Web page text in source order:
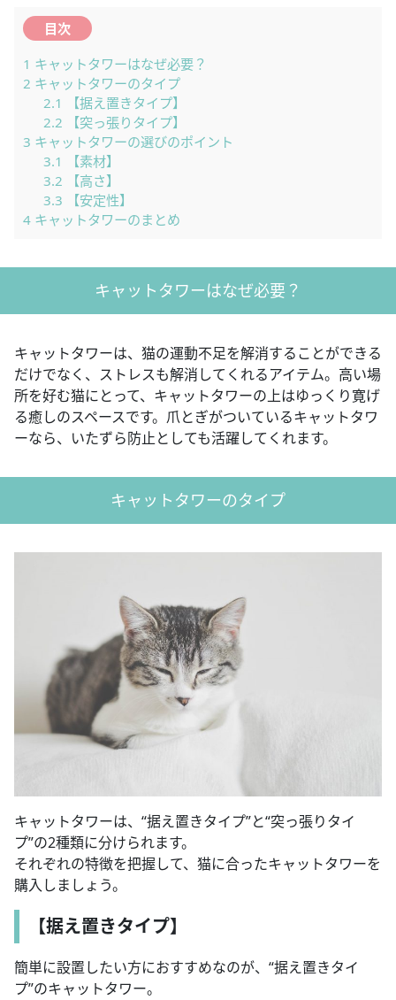
目次
1 キャットタワーはなぜ必要？
2 キャットタワーのタイプ
2.1
【据え置きタイプ】
2.2 【突っ張りタイプ】
3 キャットタワーの選びのポイント
3.1
【素材】
3.2 【高さ】
3.3 【安定性】
4 キャットタワーのまとめ
キャットタワーはなぜ必要？
キャットタワーは、猫の運動不足を解消することができる
だけでなく、ストレスも解消してくれるアイテム。高い場
所を好む猫にとって、キャットタワーの上はゆっくり寛げ
る癒しのスペースです。爪とぎがついているキャットタワ
ーなら、いたずら防止としても活躍してくれます。
キャットタワーのタイプ
キャットタワーは、“据え置きタイプ”と“突っ張りタイ
プ”の2種類に分けられます。
それぞれの特徴を把握して、猫に合ったキャットタワーを
購入しましょう。
【据え置きタイプ】
簡単に設置したい方におすすめなのが、“据え置きタイ
プ”のキャットタワー。